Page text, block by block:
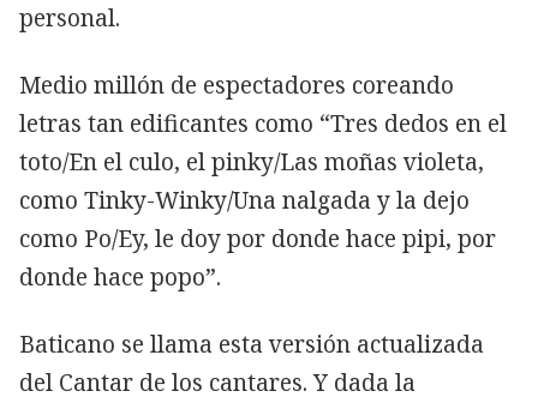
personal.
Medio millón de espectadores coreando
letras tan edificantes como “Tres dedos en el
toto/En el culo, el pinky/Las moñas violeta,
como Tinky-Winky/Una nalgada y la dejo
como Po/Ey, le doy por donde hace pipi, por
donde hace popo”.
Baticano se llama esta versión actualizada
del Cantar de los cantares. Y dada la